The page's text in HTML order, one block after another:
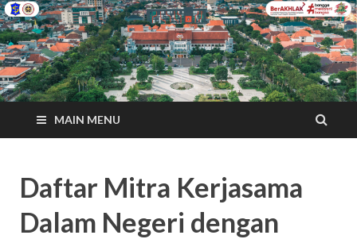
MAIN MENU
Daftar Mitra Kerjasama
Dalam Negeri dengan